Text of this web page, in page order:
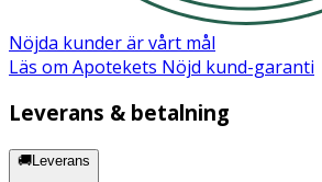
Nöjda kunder är vårt mål
Läs om Apotekets Nöjd kund-garanti
Leverans & betalning
🚚Leverans